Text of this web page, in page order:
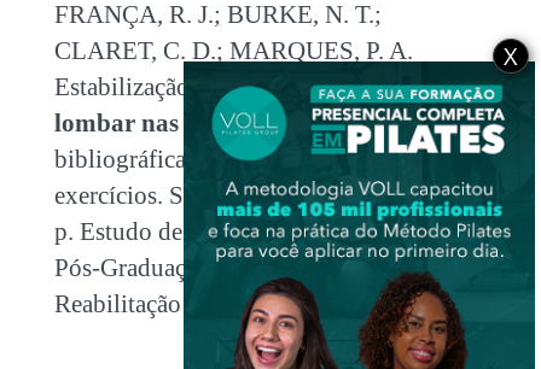
FRANÇA, R. J.; BURKE, N. T.;
CLARET, C. D.; MARQUES, P. A.
Estabilização
segmentar da coluna
lombar nas lombalgias
. Revisão
bibliográfica e um programa de
exercícios. São Paulo 2008. 200 – 2006
p. Estudo desenvolvido no Programa de
Pós-Graduação em Ciências de
Reabilitação do Fofito/FMUSP.
X